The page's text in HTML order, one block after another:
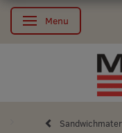
Skifte navigation
Menu